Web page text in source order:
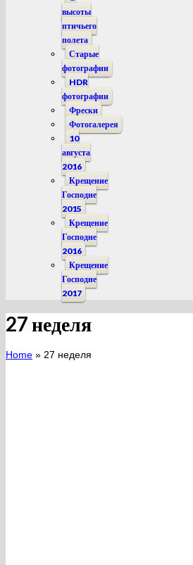
высоты
птичьего
полета
Старые
фотографии
HDR
фотографии
Фрески
Фотогалерея
10
августа
2016
Крещение
Господне
2015
Крещение
Господне
2016
Крещение
Господне
2017
27 неделя
Home » 27 неделя